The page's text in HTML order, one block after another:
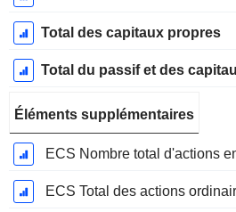
Total des capitaux propres
Total du passif et des
Éléments supplémentaires
ECS Total des actions